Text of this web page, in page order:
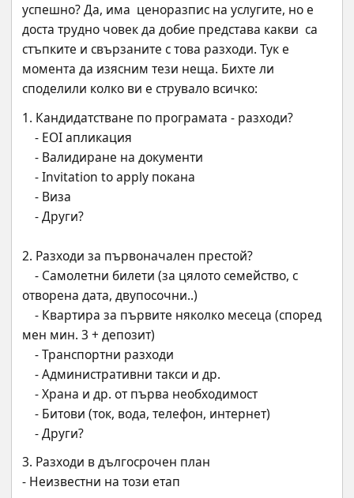
успешно? Да, има  ценоразпис на услугите, но е
доста трудно човек да добие представа какви  са
стъпките и свързаните с това разходи. Тук е
момента да изясним тези неща. Бихте ли
споделили колко ви е струвало всичко:
1. Кандидатстване по програмата - разходи?
    - EOI апликация
    - Валидиране на документи
    - Invitation to apply покана
    - Виза
    - Други?
2. Разходи за първоначален престой?
отворена дата, двупосочни..)
мен мин. 3 + депозит)
    - Транспортни разходи
    - Административни такси и др.
    - Храна и др. от първа необходимост
    - Битови (ток, вода, телефон, интернет)
    - Други?
3. Разходи в дългосрочен план
- Неизвестни на този етап